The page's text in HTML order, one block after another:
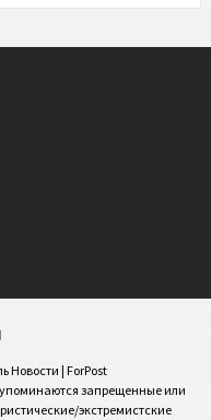
Новости | ForPost
запрещенные или
экстремистские